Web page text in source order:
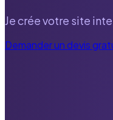
Je crée votre site
Demander un devis